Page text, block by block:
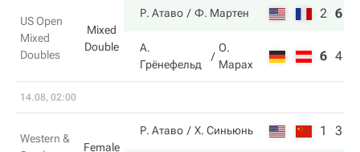
US Open
Mixed
Doubles
Mixed
Double
Р. Атаво Ф. Мартен 2 6
А.
Грёнефельд
О.
Марах
6 4
14.08, 02:00
Western &
Female
Р. Атаво Х. Синьюнь 1 3